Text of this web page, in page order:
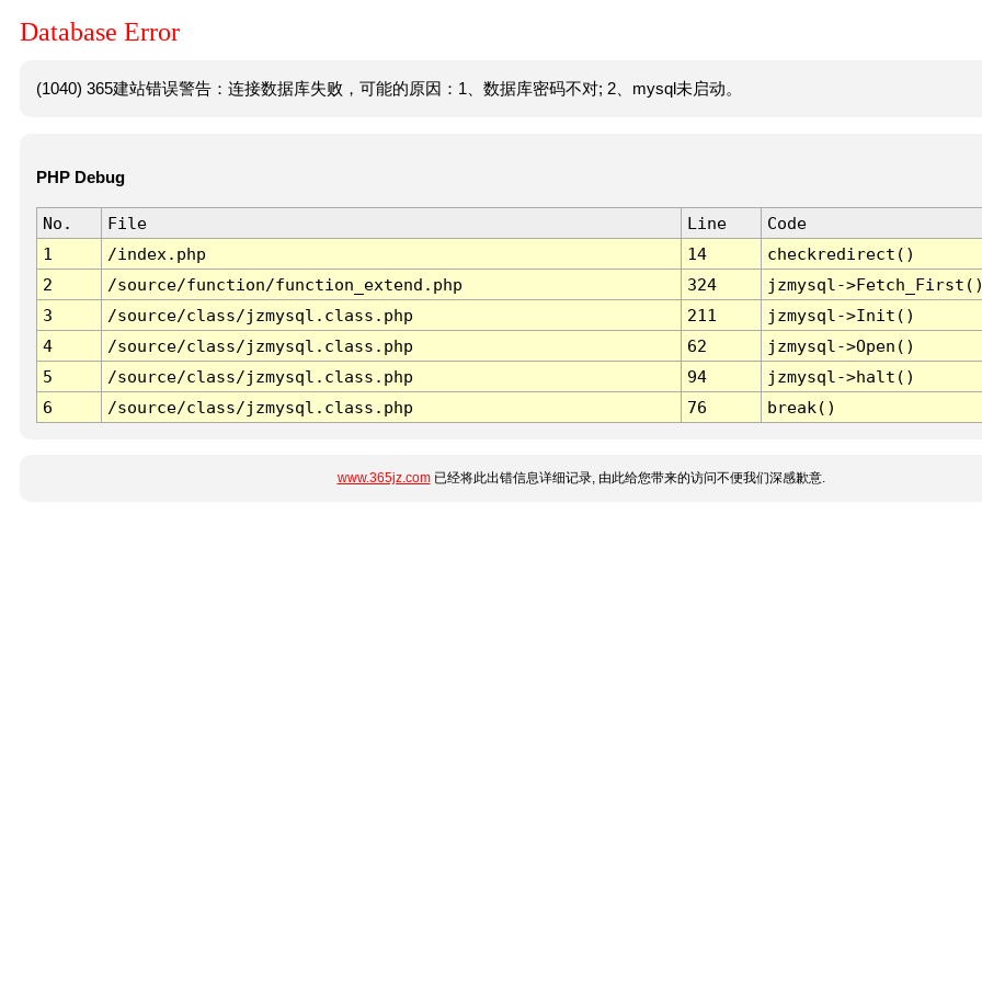
Database Error
(1040) 365建站错误警告：连接数据库失败，可能的原因：1、数据库密码不对; 2、mysql未启动。
PHP Debug
No. File Line
Code
1
/index.php 14
checkredirect()
2
/source/function/function_extend.php 324
jzmysql-
3
/source/class/jzmysql.class.php 211
jzmysql->Init()
4
/source/class/jzmysql.class.php 62
jzmysql->Open()
5
/source/class/jzmysql.class.php 94
jzmysql->halt()
6
/source/class/jzmysql.class.php 76 break()
www.365jz.com已经将此出错信息详细记录, 由此给您带来的访问不便我们深感歉意.